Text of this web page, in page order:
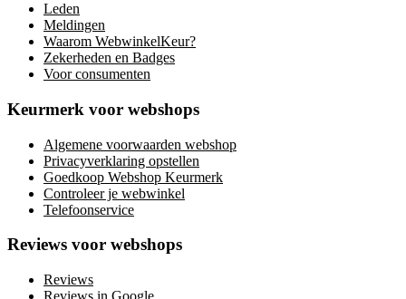
Leden
Meldingen
Waarom WebwinkelKeur?
Zekerheden en Badges
Voor consumenten
Keurmerk voor webshops
Algemene voorwaarden webshop
Privacyverklaring opstellen
Goedkoop Webshop Keurmerk
Controleer je webwinkel
Telefoonservice
Reviews voor webshops
Reviews
Reviews in Google